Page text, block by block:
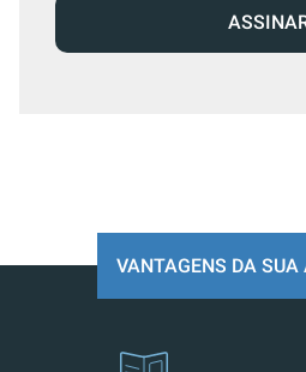
VANTAGENS DA